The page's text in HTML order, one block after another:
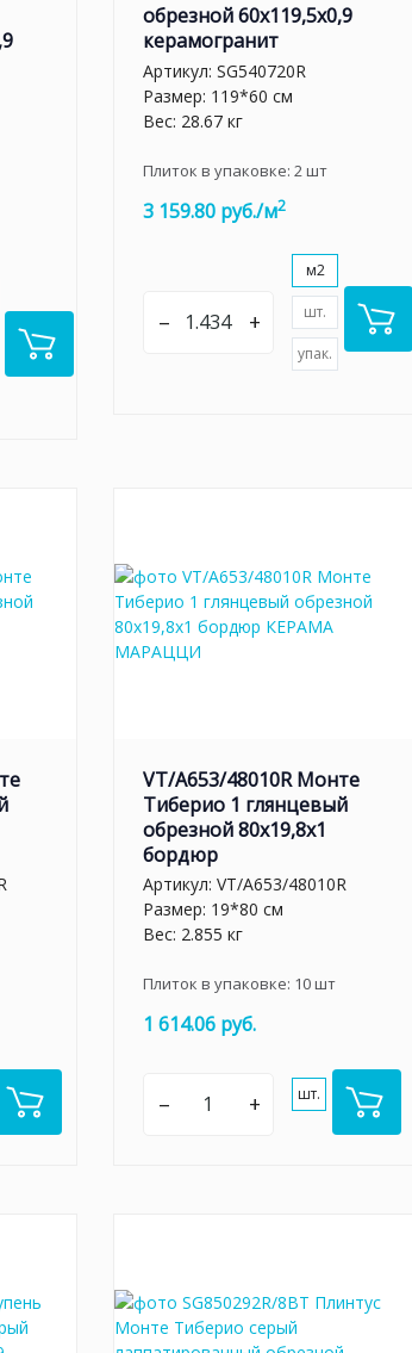
обрезной 60x119,5x0,9
керамогранит
Артикул: SG540720R
Размер: 119*60 см
Вес: 28.67 кг
Плиток в упаковке: 2 шт
3 159.80 руб./м2
– +
м2
шт.
упак.
VT/A653/48010R Монте
Тиберио 1 глянцевый
обрезной 80x19,8x1
бордюр
Артикул: VT/A653/48010R
Размер: 19*80 см
Вес: 2.855 кг
Плиток в упаковке: 10шт
1 614.06 руб.
– + шт.